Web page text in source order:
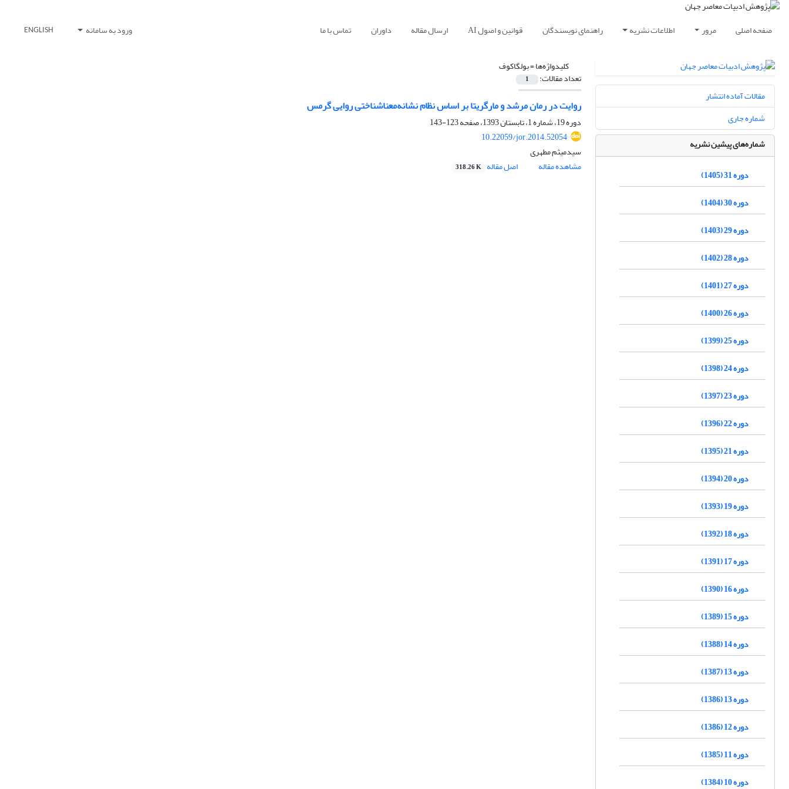
صفحه اصلی مرور اطلاعات نشریه راهنمای نویسندگان قوانین و اصول AI ارسال مقاله داوران تماس با ما ورود به سامانه ENGLISH
کلیدواژه‌ها =بولگاکوف
تعداد مقالات: 1
روایت در رمان مرشد و مارگریتا بر اساس نظام نشانه‌معناشناختی روایی گرمس
دوره 19، شماره 1، تابستان 1393، صفحه
123-143
10.22059/jor.2014.52054
سیدمیثم مطهری
مشاهده مقاله
اصل مقاله 318.26 K
مقالات آماده انتشار
شماره جاری
شماره‌های پیشین نشریه
دوره 31 (1405)
دوره 30 (1404)
دوره 29 (1403)
دوره 28 (1402)
دوره 27 (1401)
دوره 26 (1400)
دوره 25 (1399)
دوره 24 (1398)
دوره 23 (1397)
دوره 22 (1396)
دوره 21 (1395)
دوره 20 (1394)
دوره 19 (1393)
دوره 18 (1392)
دوره 17 (1391)
دوره 16 (1390)
دوره 15 (1389)
دوره 14 (1388)
دوره 13 (1387)
دوره 13 (1386)
دوره 12 (1386)
دوره 11 (1385)
دوره 10 (1384)